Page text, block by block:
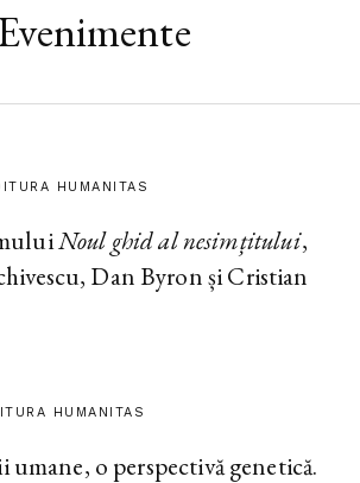
HUMANITAS
Noul ghid al nesimțitului,
Dan Byron și Cristian
HUMANITAS
umane, o perspectivă genetică.